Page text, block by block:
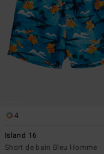
4
Island 16
Short de bain Bleu Homme